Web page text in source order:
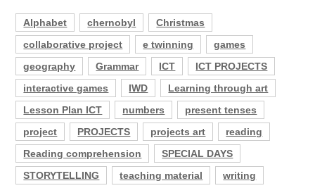
Alphabet chernobyl
Christmas
collaborative project
e twinning
games
geography
Grammar ICT
ICT PROJECTS
interactive games
IWD
Learning through art
Lesson Plan ICT
numbers
present tenses
project
PROJECTS projects art
reading
Reading comprehension
SPECIAL DAYS
STORYTELLING
teaching material writing